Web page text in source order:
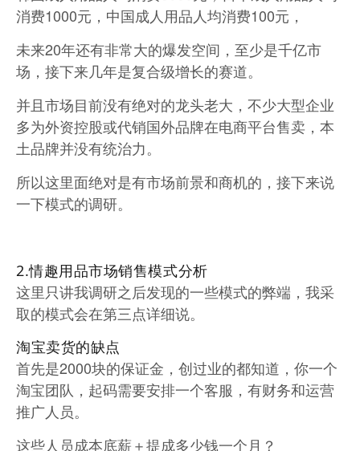
消费1000元，中国成人用品人均消费100元，
未来20年还有非常大的爆发空间，至少是千亿市
场，接下来几年是复合级增长的赛道。
并且市场目前没有绝对的龙头老大，不少大型企业
多为外资控股或代销国外品牌在电商平台售卖，本
土品牌并没有统治力。
所以这里面绝对是有市场前景和商机的，接下来说
一下模式的调研。
2.情趣用品市场销售模式分析
这里只讲我调研之后发现的一些模式的弊端，我采
取的模式会在第三点详细说。
淘宝卖货的缺点
首先是2000块的保证金，创过业的都知道，你一个
淘宝团队，起码需要安排一个客服，有财务和运营
推广人员。
这些人员成本底薪＋提成多少钱一个月？